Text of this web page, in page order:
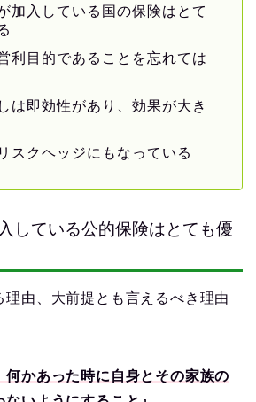
加入している国の保険はとて
利目的であることを忘れては
は即効性があり、効果が大き
スクヘッジにもなっている
している公的保険はとても優
理由、大前提とも言えるべき理由
何かあった時に自身とその家族の